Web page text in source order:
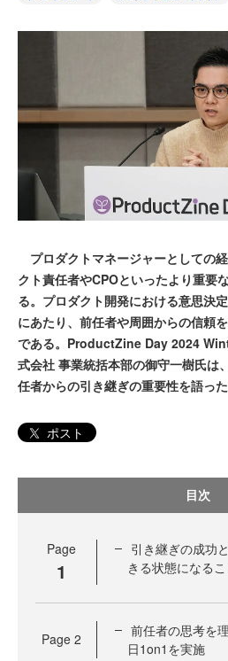
プロダクトマネージャーとしての
クト責任者やCPOといったより重要
る。プロダクト開発における意思決
にあたり、前任者や周囲からの信頼
である。ProductZine Day 2024
式会社 事業統括本部の御守一樹氏は
任者からの引き継ぎの重要性を語った
ポスト
目次
Page
1
引き継ぎの成功
きる状態になるこ
Page 2
前任者の思考を
日1on1を実施